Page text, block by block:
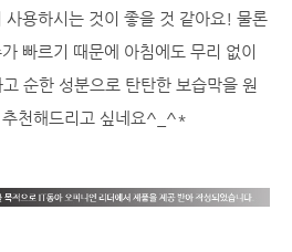
사용하시는 것이 좋을 것 같아요! 물론
빠르기 때문에 아침에도 무리 없이
순한 성분으로 탄탄한 보습막을 원
추천해드리고 싶네요^_^*